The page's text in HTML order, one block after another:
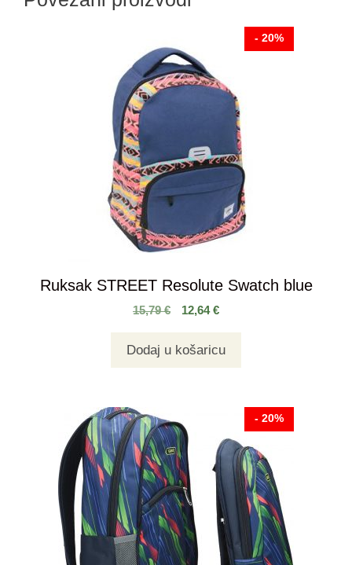
- 20%
Ruksak STREET Resolute Swatch blue
15,79€ 12,64€
Dodaj u košaricu
- 20%